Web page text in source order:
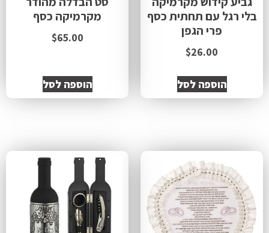
בלי רגל עם תחתית כסף
פרי הגפן
$26.00
הוספה לסל
מקרמיקה כסף
$65.00
הוספה לסל